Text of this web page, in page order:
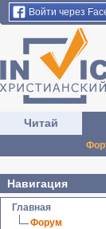
Войти через
Читай
Навигация
Главная
Форум